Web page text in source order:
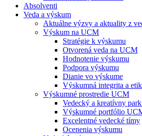
Absolventi
Veda a výskum
Aktuálne výzvy a aktuality z
Výskum na UCM
Stratégie k výskumu
Otvorená veda na UCM
Hodnotenie výskumu
Podpora výskumu
Dianie vo výskume
Výskumná integrita a
Výskumné prostredie UCM
Vedecký a kreatívny
Výskumné portfólio
Excelentné vedecké tímy
Ocenenia výskumu